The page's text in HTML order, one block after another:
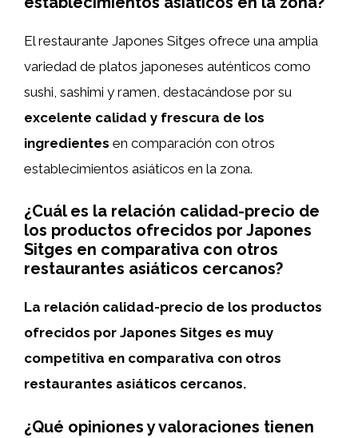
El restaurante Japones Sitges ofrece una amplia
variedad de platos japoneses auténticos como
sushi, sashimi y ramen, destacándose por su
excelente calidad y frescura de los
ingredientes en comparación con otros
establecimientos asiáticos en la zona.
¿Cuál es la relación calidad-precio de
los productos ofrecidos por Japones
Sitges en comparativa con otros
restaurantes asiáticos cercanos?
La relación calidad-precio de los productos
ofrecidos por Japones Sitges es muy
competitiva en comparativa con otros
restaurantes asiáticos cercanos.
¿Qué opiniones y valoraciones tienen